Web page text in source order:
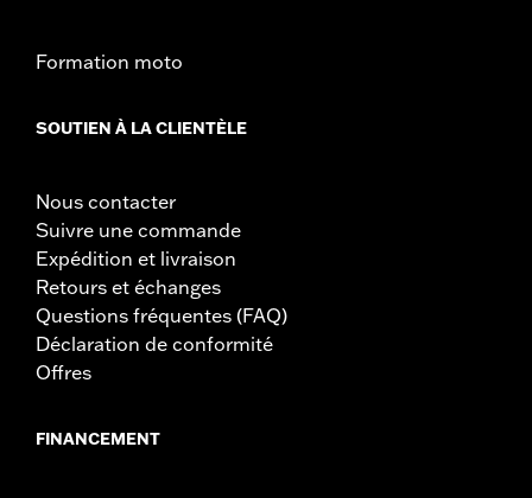
Formation moto
SOUTIEN À LA CLIENTÈLE
Nous contacter
Suivre une commande
Expédition et livraison
Retours et échanges
Questions fréquentes (FAQ)
Déclaration de conformité
Offres
FINANCEMENT